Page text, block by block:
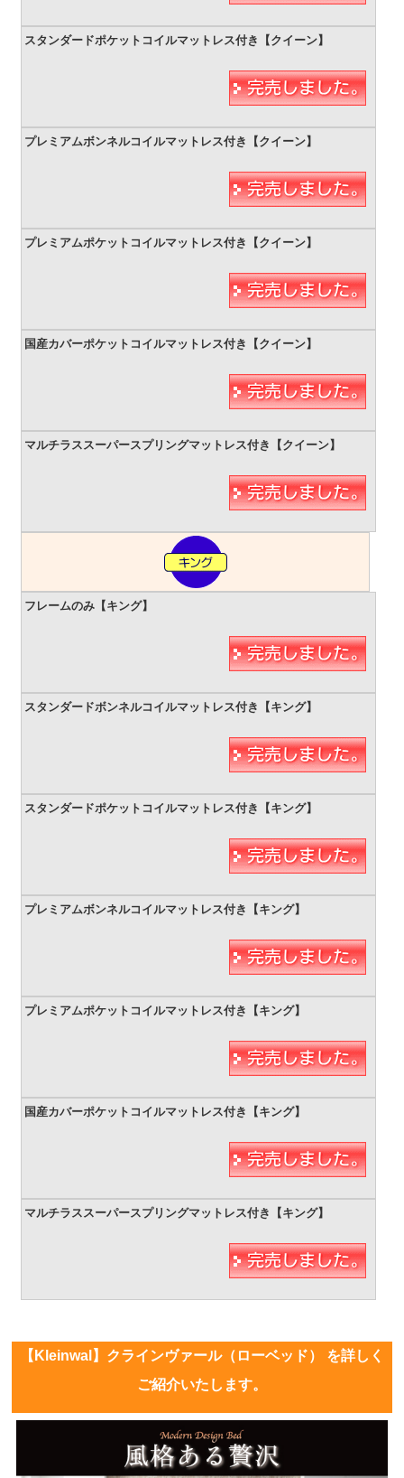
【Kleinwal】クラインヴァール（ローベッド） を詳しく
ご紹介いたします。